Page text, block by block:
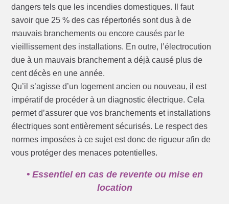
dangers tels que les incendies domestiques. Il faut
savoir que 25 % des cas répertoriés sont dus à de
mauvais branchements ou encore causés par le
vieillissement des installations. En outre, l’électrocution
due à un mauvais branchement a déjà causé plus de
cent décès en une année.
Qu’il s’agisse d’un logement ancien ou nouveau, il est
impératif de procéder à un diagnostic électrique. Cela
permet d’assurer que vos branchements et installations
électriques sont entièrement sécurisés. Le respect des
normes imposées à ce sujet est donc de rigueur afin de
vous protéger des menaces potentielles.
• Essentiel en cas de revente ou mise en
location